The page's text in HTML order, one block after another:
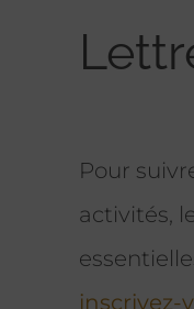
Pour
activités,
inscrivez-